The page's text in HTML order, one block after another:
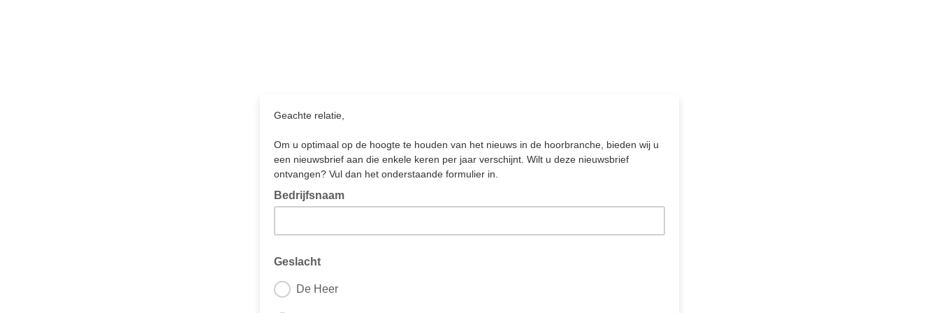
Geachte relatie,
Om u optimaal op de hoogte te houden van het nieuws in de hoorbranche, bieden wij u
een nieuwsbrief aan die enkele keren per jaar verschijnt. Wilt u deze nieuwsbrief
ontvangen? Vul dan het onderstaande formulier in.
Bedrijfsnaam
Geslacht
De Heer